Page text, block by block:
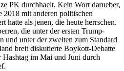
PK durchhaelt. Kein Wort darueber,
2018 mit anderen politischen
hatte als jenen, die heute herrschen.
die unter der ersten Trump-
und unter der zweiten zum Standard
breit diskutierte Boykott-Debatte
im Mai und Juni durch